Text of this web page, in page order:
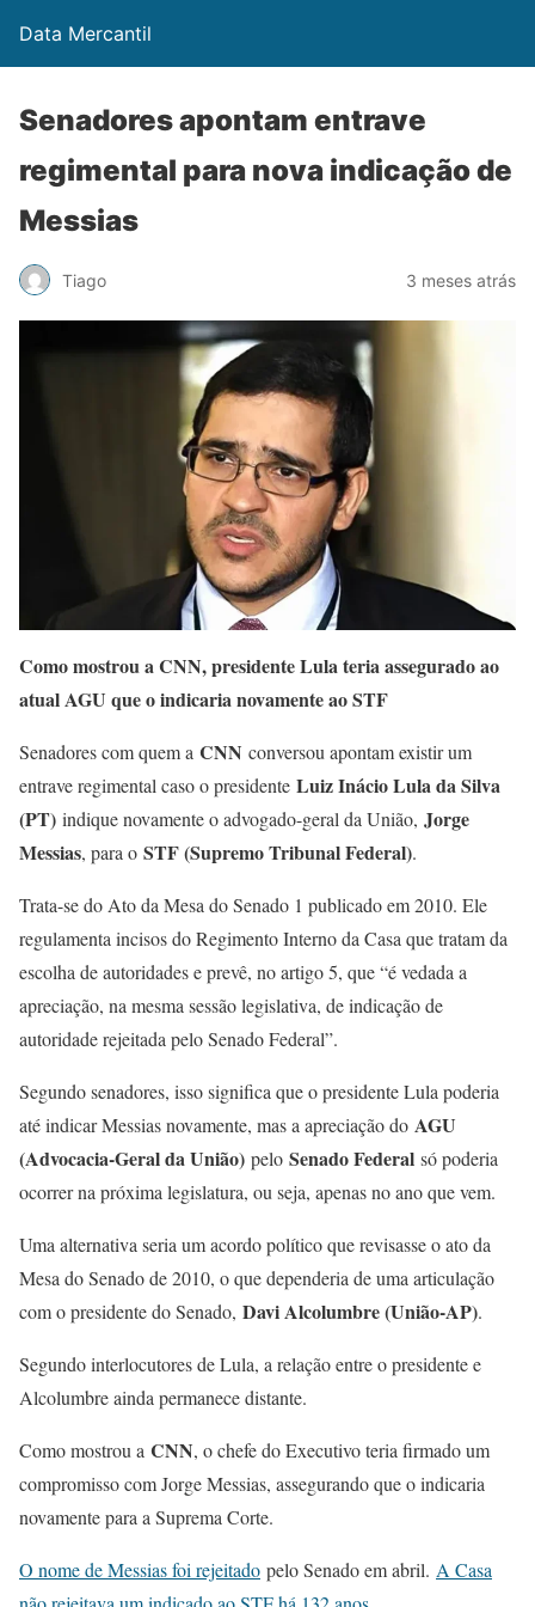
Data Mercantil
Senadores apontam entrave
regimental para nova indicação de
Messias
Tiago 3 meses atrás
Como mostrou a CNN, presidente Lula teria assegurado ao
atual AGU que o indicaria novamente ao STF
Senadores com quem a CNN conversou apontam existir um
entrave regimental caso o presidente Luiz Inácio Lula da Silva
(PT) indique novamente o advogado-geral da União, Jorge
Messias, para o STF (Supremo Tribunal Federal).
Trata-se do Ato da Mesa do Senado 1 publicado em 2010. Ele
regulamenta incisos do Regimento Interno da Casa que tratam da
escolha de autoridades e prevê, no artigo 5, que “é vedada a
apreciação, na mesma sessão legislativa, de indicação de
autoridade rejeitada pelo Senado Federal”.
Segundo senadores, isso significa que o presidente Lula poderia
até indicar Messias novamente, mas a apreciação do AGU
(Advocacia-Geral da União) pelo Senado Federal só poderia
ocorrer na próxima legislatura, ou seja, apenas no ano que vem.
Uma alternativa seria um acordo político que revisasse o ato da
Mesa do Senado de 2010, o que dependeria de uma articulação
com o presidente do Senado, Davi Alcolumbre (União-AP).
Segundo interlocutores de Lula, a relação entre o presidente e
Alcolumbre ainda permanece distante.
Como mostrou a CNN, o chefe do Executivo teria firmado um
compromisso com Jorge Messias, assegurando que o indicaria
novamente para a Suprema Corte.
O nome de Messias foi rejeitado pelo Senado em abril. A Casa